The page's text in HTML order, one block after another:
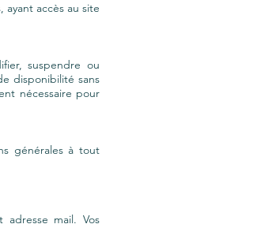
accès au site
suspendre ou
disponibilité sans
nécessaire pour
générales à tout
mail. Vos